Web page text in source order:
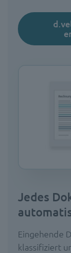
Jedes
Eingehende
klassifiziert